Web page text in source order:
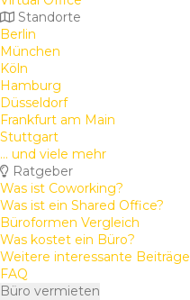
Standorte
Berlin
München
Köln
Hamburg
Düsseldorf
Frankfurt am Main
Stuttgart
... und viele mehr
Ratgeber
Was ist Coworking?
Was ist ein Shared Office?
Büroformen Vergleich
Was kostet ein Büro?
Weitere interessante Beiträge
FAQ
Büro vermieten